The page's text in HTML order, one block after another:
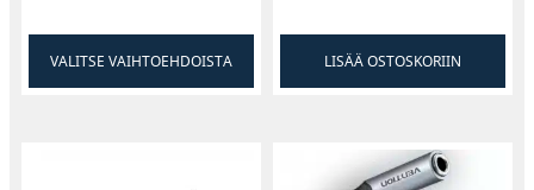
VALITSE VAIHTOEHDOISTA LISÄÄ OSTOSKORIIN